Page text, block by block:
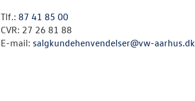
Tlf.: 87 41 85 00
CVR: 27 26 81 88
E-mail: salgkundehenvendelser@vw-aarhus.dk